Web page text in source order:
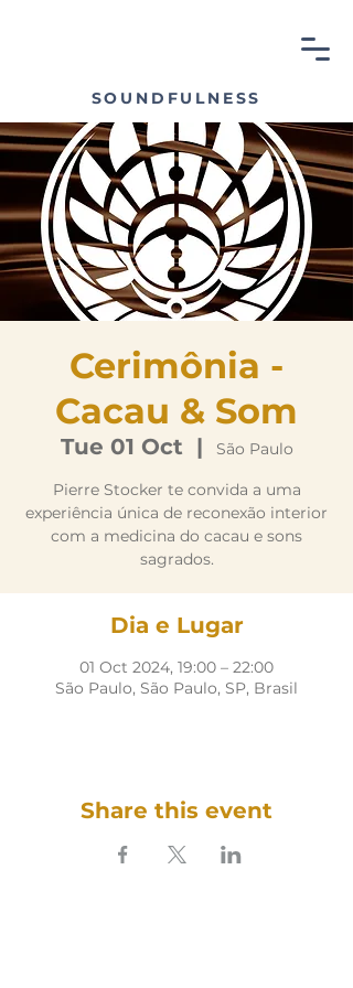
SOUNDFULNESS
Cerimônia -
Cacau & Som
Tue 01 Oct
  |
São Paulo
Pierre Stocker te convida a uma
experiência única de reconexão interior
com a medicina do cacau e sons
sagrados.
Dia e Lugar
01 Oct 2024, 19:00 – 22:00
São Paulo, São Paulo, SP, Brasil
Share this event